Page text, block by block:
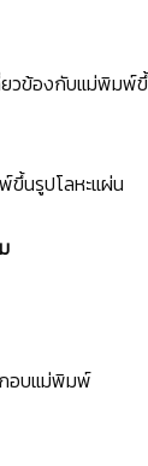
วข้องกับแม่พิมพ์
ขึ้นรูปโลหะแผ่น
กอบแม่พิมพ์